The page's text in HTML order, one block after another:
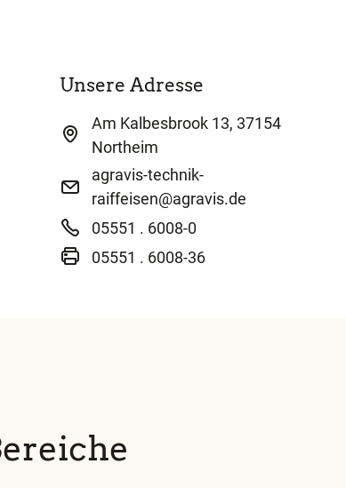
Unsere Adresse
Am Kalbesbrook 13, 37154
Northeim
agravis-technik-
raiffeisen@agravis.de
05551 . 6008-0
05551 . 6008-36